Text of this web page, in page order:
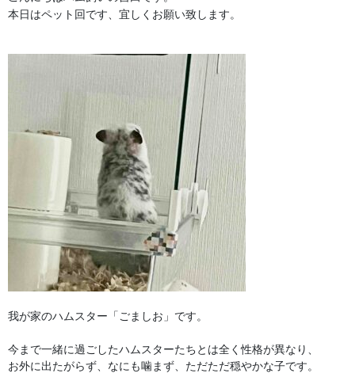
本日はペット回です、宜しくお願い致します。
我が家のハムスター「ごましお」です。
今まで一緒に過ごしたハムスターたちとは全く性格が異なり、
お外に出たがらず、なにも噛まず、ただただ穏やかな子です。